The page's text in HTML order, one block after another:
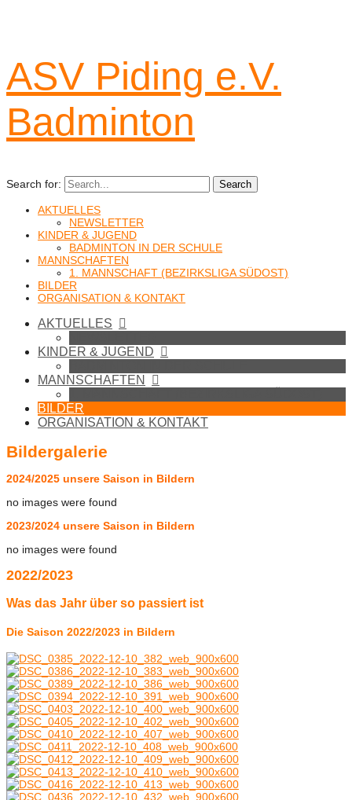
ASV Piding e.V.
Badminton
Search for: Search
AKTUELLES
NEWSLETTER
KINDER & JUGEND
BADMINTON IN DER SCHULE
MANNSCHAFTEN
1. MANNSCHAFT (BEZIRKSLIGA SÜDOST)
BILDER
ORGANISATION & KONTAKT
AKTUELLES
KINDER & JUGEND
MANNSCHAFTEN
BILDER
ORGANISATION & KONTAKT
Bildergalerie
2024/2025 unsere Saison in Bildern
no images were found
2023/2024 unsere Saison in Bildern
no images were found
2022/2023
Was das Jahr über so passiert ist
Die Saison 2022/2023 in Bildern